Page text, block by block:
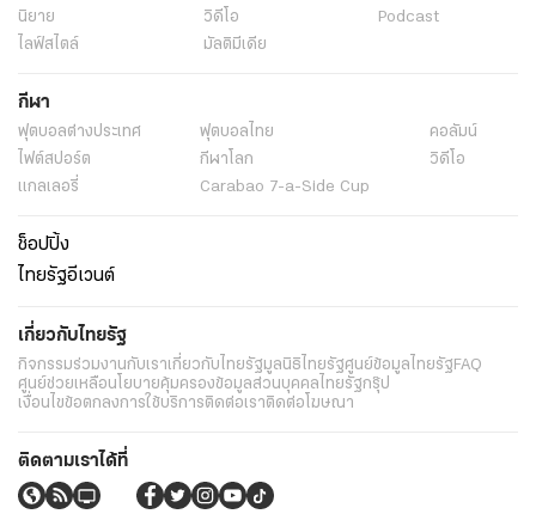
นิยาย
วิดีโอ
Podcast
ไลฟ์สไตล์
มัลติมีเดีย
กีฬา
ฟุตบอลต่่างประเทศ ฟุตบอลไทย
คอลัมน์
ไฟต์สปอร์ต
กีฬาโลก
วิดีโอ
แกลเลอรี่
Carabao 7-a-Side Cup
ช็อปปิ้ง
ไทยรัฐอีเวนต์
เกี่ยวกับไทยรัฐ
กิจกรรมร่วมงานกับเราเกี่ยวกับไทยรัฐมูลนิธิไทยรัฐศูนย์ข้อมูลไทยรัฐFAQ
ศูนย์ช่วยเหลือนโยบายคุ้มครองข้อมูลส่วนบุคคลไทยรัฐกรุ๊ป
เงื่อนไขข้อตกลงการใช้บริการติดต่อเราติดต่อโฆษณา
ติดตามเราได้ที่